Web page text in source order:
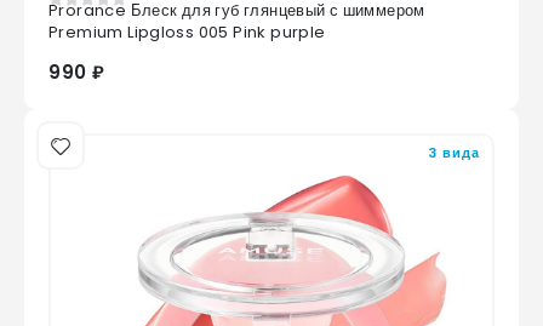
0 из 5
Prorance Блеск для губ глянцевый с шиммером
Premium Lipgloss 005 Pink purple
990 ₽
3 вида